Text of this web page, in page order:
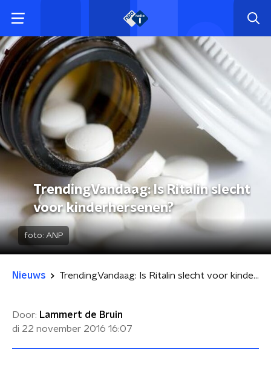
TrendingVandaag: Is Ritalin slecht
voor kinderhersenen?
foto: ANP
Nieuws TrendingVandaag: Is Ritalin slecht voor kinderhersenen?
Door: Lammert de Bruin
di 22 november 2016 16:07